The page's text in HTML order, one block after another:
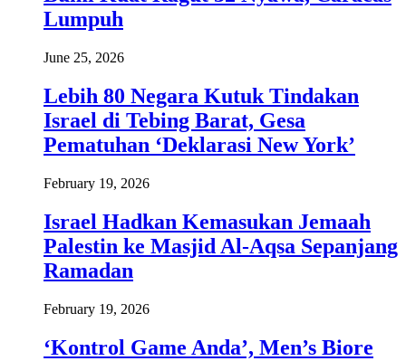
Lumpuh
June 25, 2026
Lebih 80 Negara Kutuk Tindakan
Israel di Tebing Barat, Gesa
Pematuhan ‘Deklarasi New York’
February 19, 2026
Israel Hadkan Kemasukan Jemaah
Palestin ke Masjid Al-Aqsa Sepanjang
Ramadan
February 19, 2026
‘Kontrol Game Anda’, Men’s Biore